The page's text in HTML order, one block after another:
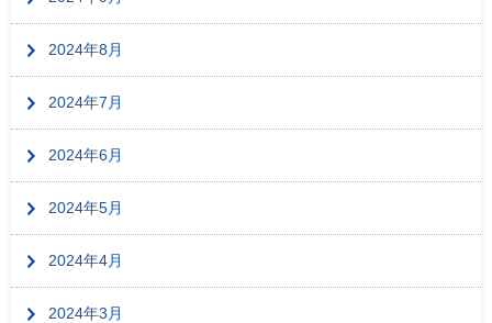
2024年8月
2024年7月
2024年6月
2024年5月
2024年4月
2024年3月